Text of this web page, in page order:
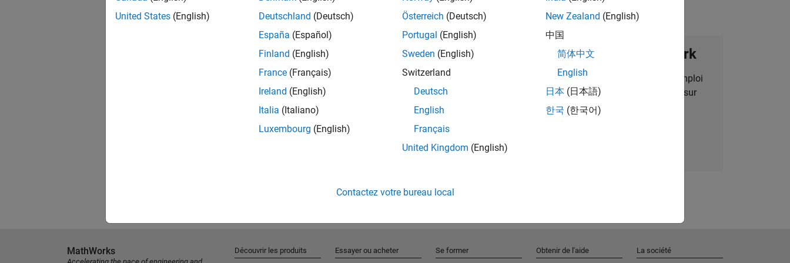
Rejoignez notre Talent Network
Recevez des alertes pour des opportunités d'emploi
personnalisées, des articles et des actualités sur
l'entreprise.
United States (English)
Deutschland (Deutsch)
España (Español)
Finland (English)
France (Français)
Ireland (English)
Italia (Italiano)
Luxembourg (English)
Österreich (Deutsch)
Portugal (English)
Sweden (English)
Switzerland
Deutsch
English
Français
United Kingdom (English)
New Zealand (English)
中国
简体中文
English
日本 (日本語)
한국 (한국어)
Contactez votre bureau local
MathWorks Découvrir les produits Essayer ou acheter Se former Obtenir de l'aide La société